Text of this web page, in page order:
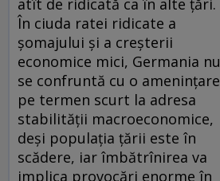
În ciuda ratei ridicate a
şomajului şi a creşterii
economice mici, Germania nu
se confruntă cu o ameninţare
pe termen scurt la adresa
stabilităţii macroeconomice,
deşi populaţia ţării este în
scădere, iar îmbătrînirea va
implica provocări enorme în